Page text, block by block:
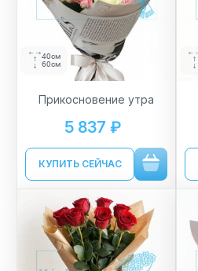
40см
60см
Прикосновение утра
5 837 ₽
КУПИТЬ СЕЙЧАС